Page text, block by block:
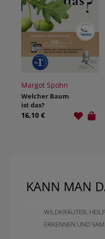
Margot Spohn
Welcher Baum
ist das?
16,10 €
KANN MAN
WILDKRÄUTER,
ERKENNEN UND